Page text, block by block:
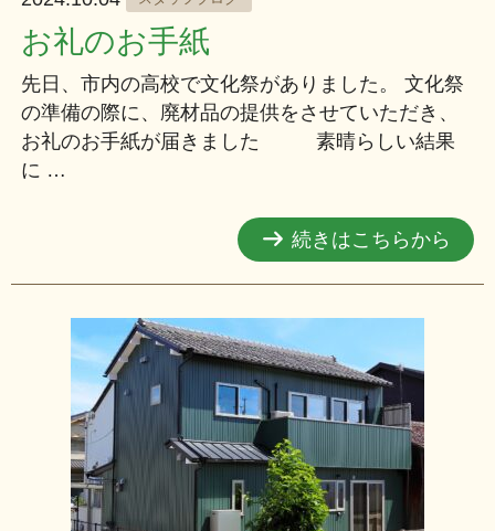
お礼のお手紙
先日、市内の高校で文化祭がありました。 文化祭
の準備の際に、廃材品の提供をさせていただき、
お礼のお手紙が届きました 素晴らしい結果
に …
続きはこちらから